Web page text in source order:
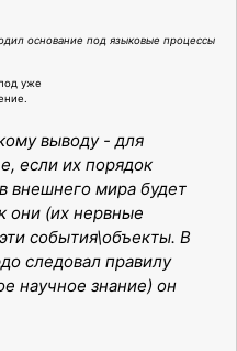
основание под языковые процессы
уже
выводу - для
если их порядок
внешнего мира будет
они (их нервные
события\объекты. В
следовал правилу
научное знание) он